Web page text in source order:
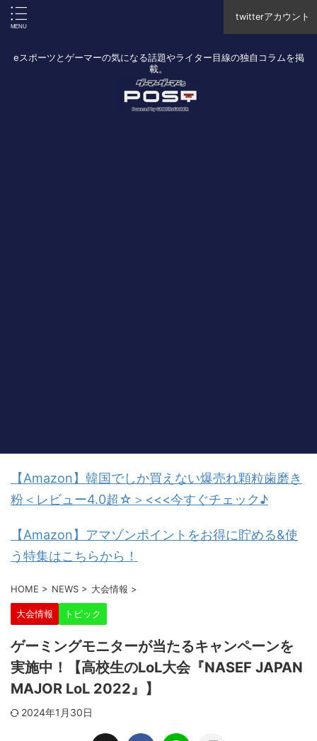
twitterアカウント
eスポーツとゲーマーの気になる話題やライター目線の独自コラムを掲
載。
【Amazon】韓国でしか買えない爆売れ顆粒歯磨き
粉＜レビュー4.0超☆＞<<<今すぐチェック♪
【Amazon】アマゾンポイントをお得に貯める&使
う特集はこちらから！
HOME > NEWS > 大会情報 >
大会情報 トピック
ゲーミングモニターが当たるキャンペーンを
実施中！【高校生のLoL大会『NASEF JAPAN
MAJOR LoL 2022』】
2024年1月30日